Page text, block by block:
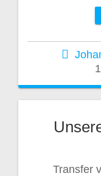
Transfer